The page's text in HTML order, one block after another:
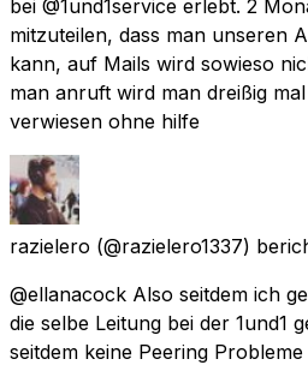
bei @1und1service erlebt. 2
mitzuteilen, dass man unseren
kann, auf Mails wird sowieso
man anruft wird man dreißig
verwiesen ohne hilfe
razielero (@razielero1337)
@ellanacock Also seitdem ich
die selbe Leitung bei der 1und1
seitdem keine Peering